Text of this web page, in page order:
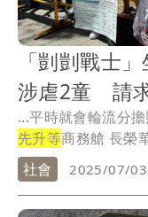
「剴剴戰士
涉虐2童 請
先升等商務艙 長榮
社會
2025/07/03